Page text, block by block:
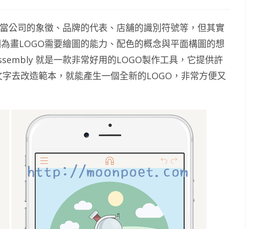
公司的象徵、品牌的代表、店舖的識別符號等，但其實
畫LOGO需要繪圖的能力、配色的概念與平面構圖的想
就是一款非常好用的LOGO製作工具，它提供許
去改造範本，就能產生一個全新的LOGO，非常方便又